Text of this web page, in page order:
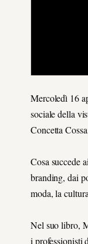
Mercoledì 16
sociale della
Concetta
Cosa succede
branding, dai
moda, la
Nel suo libro,
i professionisti